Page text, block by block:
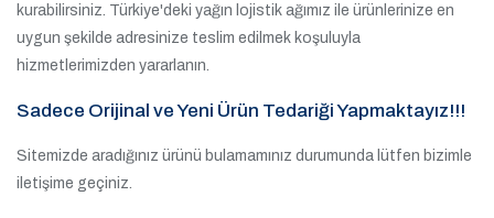
kurabilirsiniz. Türkiye'deki yağın lojistik ağımız ile ürünlerinize en
uygun şekilde adresinize teslim edilmek koşuluyla
hizmetlerimizden yararlanın.
Sadece Orijinal ve Yeni Ürün Tedariği Yapmaktayız!!!
Sitemizde aradığınız ürünü bulamamınız durumunda lütfen bizimle
iletişime geçiniz.